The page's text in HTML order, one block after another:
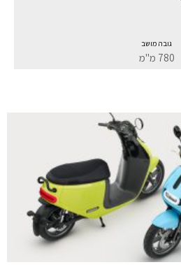
גובה מושב
780 מ"מ